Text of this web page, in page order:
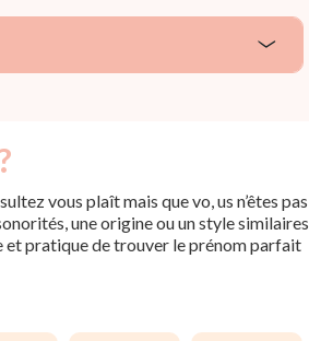
vous plaît mais que vo, us n’êtes pas
une origine ou un style similaires.
et pratique de trouver le prénom parfait